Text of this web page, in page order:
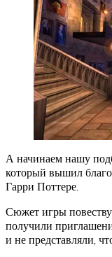
А начинаем нашу
который вышил
Гарри Поттере.
Сюжет игры
получили
и не представляли,